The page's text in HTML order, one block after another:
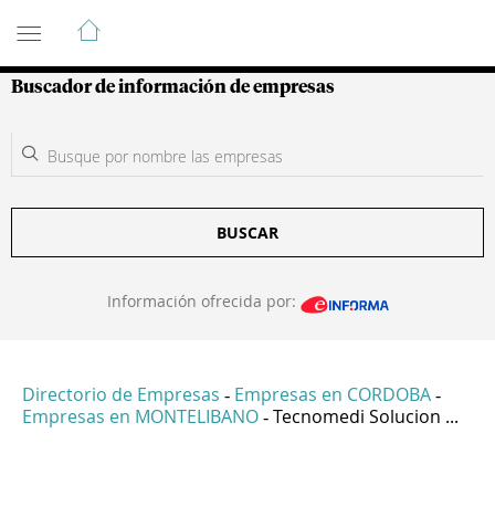
Guía de Empresas Colombianas
Buscador de información de empresas
BUSCAR
Información ofrecida por:
Directorio de Empresas - Empresas en CORDOBA -
Empresas en MONTELIBANO - Tecnomedi Solucion ...